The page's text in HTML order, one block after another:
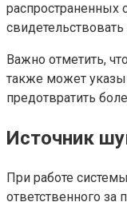
распространенных
Важно отметить, что
также может
предотвратить
Источник
При работе
ответственного за